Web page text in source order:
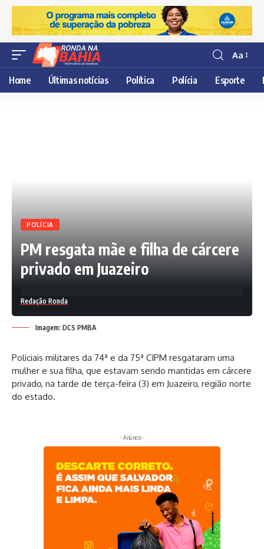
Resisor
de
fonte
Aa
Home Últimas notícias Política Polícia Esporte
POLÍCIA
PM resgata mãe e filha de cárcere
privado em Juazeiro
Redação Ronda
Imagem: DCS PMBA
Policiais militares da 74ª e da 75ª CIPM resgataram uma
mulher e sua filha, que estavam sendo mantidas em cárcere
privado, na tarde de terça-feira (3) em Juazeiro, região norte
do estado.
- Anúncio -